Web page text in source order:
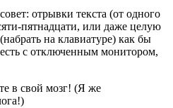
отрывки текста (от одного
пятнадцати, или даже целую
на клавиатуре) как бы
с отключенным монитором,
в свой мозг! (Я же